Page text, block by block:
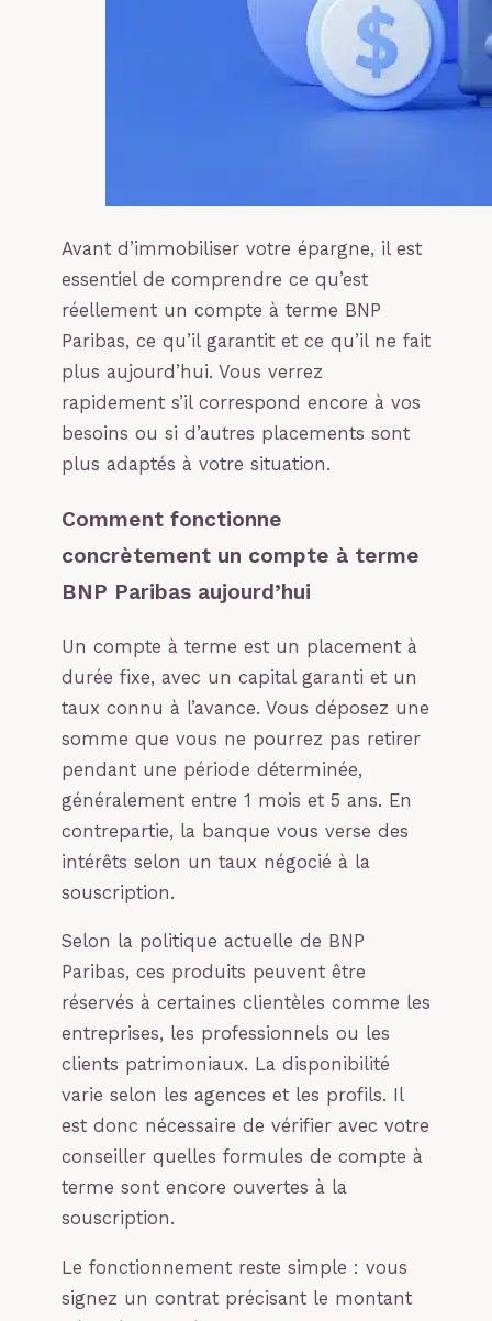
Avant d’immobiliser votre épargne, il est
essentiel de comprendre ce qu’est
réellement un compte à terme BNP
Paribas, ce qu’il garantit et ce qu’il ne fait
plus aujourd’hui. Vous verrez
rapidement s’il correspond encore à vos
besoins ou si d’autres placements sont
plus adaptés à votre situation.
Comment fonctionne
concrètement un compte à terme
BNP Paribas aujourd’hui
Un compte à terme est un placement à
durée fixe, avec un capital garanti et un
taux connu à l’avance. Vous déposez une
somme que vous ne pourrez pas retirer
pendant une période déterminée,
généralement entre 1 mois et 5 ans. En
contrepartie, la banque vous verse des
intérêts selon un taux négocié à la
souscription.
Selon la politique actuelle de BNP
Paribas, ces produits peuvent être
réservés à certaines clientèles comme les
entreprises, les professionnels ou les
clients patrimoniaux. La disponibilité
varie selon les agences et les profils. Il
est donc nécessaire de vérifier avec votre
conseiller quelles formules de compte à
terme sont encore ouvertes à la
souscription.
Le fonctionnement reste simple : vous
signez un contrat précisant le montant